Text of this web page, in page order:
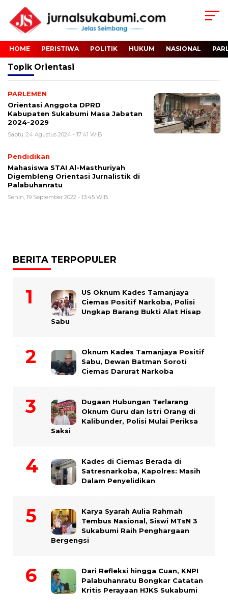
HOME PERISTIWA POLITIK HUKUM NASIONAL
Topik Orientasi
PARLEMEN
Orientasi Anggota DPRD
Kabupaten Sukabumi Masa Jabatan
2024-2029
Sabtu, 24 Agustus 2024 - 17:41 WIB
Pendidikan
Mahasiswa STAI Al-Masthuriyah
Digembleng Orientasi Jurnalistik di
Palabuhanratu
Senin, 19 September 2022 - 13:45 WIB
BERITA TERPOPULER
US Oknum Kades Tamanjaya
Ciemas Positif Narkoba, Polisi
Ungkap Barang Bukti Alat Hisap
Sabu
Oknum Kades Tamanjaya Positif
Sabu, Dewan Batman Soroti
Ciemas Darurat Narkoba
Dugaan Hubungan Terlarang
Oknum Guru dan Istri Orang di
Kalibunder, Polisi Mulai Periksa
Saksi
Kades di Ciemas Berada di
Satresnarkoba, Kapolres: Masih
Dalam Penyelidikan
Karya Syarah Aulia Rahmah
Tembus Nasional, Siswi MTsN 3
Sukabumi Raih Penghargaan
Bergengsi
Dari Refleksi hingga Cuan, KNPI
Palabuhanratu Bongkar Catatan
Kritis Perayaan HJKS Sukabumi